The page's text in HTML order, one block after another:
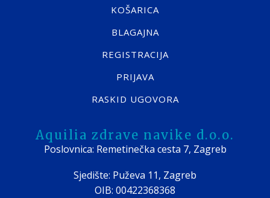
KOŠARICA
BLAGAJNA
REGISTRACIJA
PRIJAVA
RASKID UGOVORA
Aquilia zdrave navike d.o.o.
Poslovnica: Remetinečka cesta 7, Zagreb
Sjedište: Puževa 11, Zagreb
OIB: 00422368368